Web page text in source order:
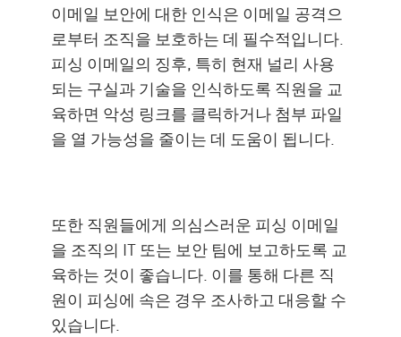
이메일 보안에 대한 인식은 이메일 공격으
로부터 조직을 보호하는 데 필수적입니다.
피싱 이메일의 징후, 특히 현재 널리 사용
되는 구실과 기술을 인식하도록 직원을 교
육하면 악성 링크를 클릭하거나 첨부 파일
을 열 가능성을 줄이는 데 도움이 됩니다.
또한 직원들에게 의심스러운 피싱 이메일
을 조직의 IT 또는 보안 팀에 보고하도록 교
육하는 것이 좋습니다. 이를 통해 다른 직
원이 피싱에 속은 경우 조사하고 대응할 수
있습니다.